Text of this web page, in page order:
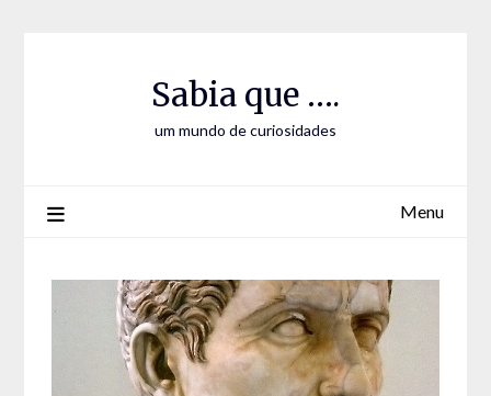
Sabia que ….
um mundo de curiosidades
Menu